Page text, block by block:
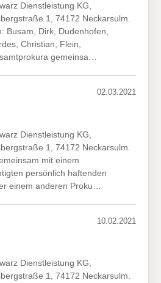
Dienstleistung KG,
1, 74172 Neckarsulm.
Busam, Dirk, Dudenhofen,
Christian, Flein,
gemeinsa…
02.03.2021
Dienstleistung KG,
1, 74172 Neckarsulm.
mit einem
persönlich haftenden
einem anderen Proku…
10.02.2021
Dienstleistung KG,
1, 74172 Neckarsulm.